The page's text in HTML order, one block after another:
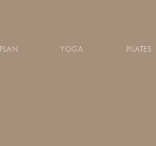
YOGA PILATES